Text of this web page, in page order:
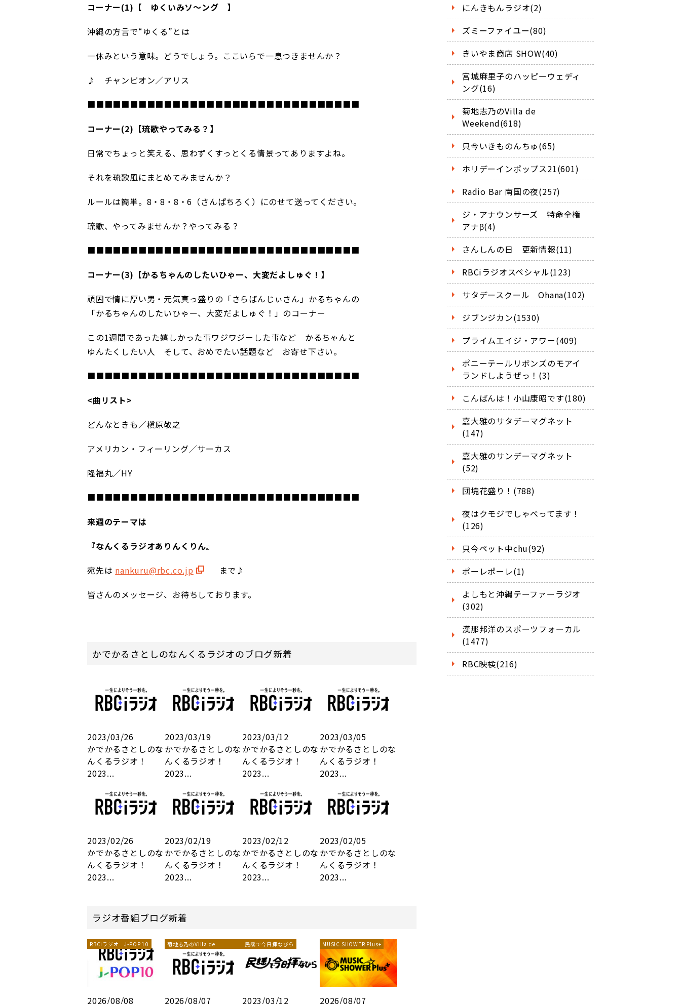
コーナー(1)【 ゆくいみソ～ング 】
沖縄の方言で“ゆくる”とは
一休みという意味。どうでしょう。ここいらで一息つきませんか？
♪ チャンピオン／アリス
■■■■■■■■■■■■■■■■■■■■■■■■■■■■■■■■
コーナー(2)【琉歌やってみる？】
日常でちょっと笑える、思わずくすっとくる情景ってありますよね。
それを琉歌風にまとめてみませんか？
ルールは簡単。8・8・8・6（さんぱちろく）にのせて送ってください。
琉歌、やってみませんか？やってみる？
■■■■■■■■■■■■■■■■■■■■■■■■■■■■■■■■
コーナー(3)【かるちゃんのしたいひゃー、大変だよしゅぐ！】
頑固で情に厚い男・元気真っ盛りの「さらばんじぃさん」かるちゃんの
「かるちゃんのしたいひゃー、大変だよしゅぐ！」のコーナー
この1週間であった嬉しかった事ワジワジーした事など かるちゃんと
ゆんたくしたい人 そして、おめでたい話題など お寄せ下さい。
■■■■■■■■■■■■■■■■■■■■■■■■■■■■■■■■
<曲リスト>
どんなときも／槇原敬之
アメリカン・フィーリング／サーカス
隆福丸／HY
■■■■■■■■■■■■■■■■■■■■■■■■■■■■■■■■
来週のテーマは
『なんくるラジオありんくりん』
宛先は nankuru@rbc.co.jp
まで♪
皆さんのメッセージ、お待ちしております。
かでかるさとしのなんくるラジオのブログ新着
2023/03/26
かでかるさとしのな
んくるラジオ！
2023...
2023/03/19
かでかるさとしのな
んくるラジオ！
2023...
2023/03/12
かでかるさとしのな
んくるラジオ！
2023...
2023/03/05
かでかるさとしのな
んくるラジオ！
2023...
2023/02/26
かでかるさとしのな
んくるラジオ！
2023...
2023/02/19
かでかるさとしのな
んくるラジオ！
2023...
2023/02/12
かでかるさとしのな
んくるラジオ！
2023...
2023/02/05
かでかるさとしのな
んくるラジオ！
2023...
ラジオ番組ブログ新着
RBCiラジオ J-POP 10
2026/08/08
菊地志乃のVilla de
Weekend
2026/08/07
民謡で今日拝なびら
2023/03/12
MUSIC SHOWER Plus+
2026/08/07
にんきもんラジオ(2)
ズミーファイユー(80)
きいやま商店 SHOW(40)
宮城麻里子のハッピーウェディ
ング(16)
菊地志乃のVilla de
Weekend(618)
只今いきものんちゅ(65)
ホリデーインポップス21(601)
Radio Bar 南国の夜(257)
ジ・アナウンサーズ 特命全権
アナβ(4)
さんしんの日 更新情報(11)
RBCiラジオスペシャル(123)
サタデースクール Ohana(102)
ジブンジカン(1530)
プライムエイジ・アワー(409)
ポニーテールリボンズのモアイ
ランドしようぜっ！(3)
こんばんは！小山康昭です(180)
嘉大雅のサタデーマグネット
(147)
嘉大雅のサンデーマグネット
(52)
団塊花盛り！(788)
夜はクモジでしゃべってます！
(126)
只今ペット中chu(92)
ポーレポーレ(1)
よしもと沖縄テーファーラジオ
(302)
漢那邦洋のスポーツフォーカル
(1477)
RBC映検(216)